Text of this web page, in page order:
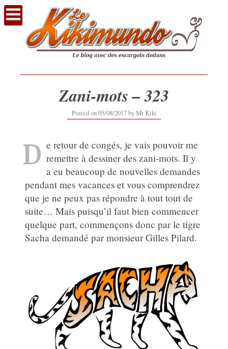
Voir
contenu
Zani-mots – 323
Posted on05/08/201712/09/2019
byMr Kiki
D e retour de congés, je vais pouvoir me
remettre à dessiner des zani-mots. Il y
a eu beaucoup de nouvelles demandes
pendant mes vacances et vous comprendrez
que je ne peux pas répondre à tout tout de
suite… Mais puisqu’il faut bien commencer
quelque part, commençons donc par le tigre
Sacha demandé par monsieur Gilles Pilard.